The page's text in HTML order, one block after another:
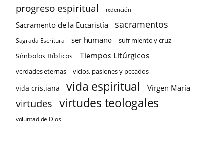
progreso espiritual redención
Sacramento de la Eucaristía sacramentos
Sagrada Escritura ser humano sufrimiento y cruz
Símbolos Bíblicos Tiempos Litúrgicos
verdades eternas vicios, pasiones y pecados
vida cristiana vida espiritual Virgen María
virtudes virtudes teologales
voluntad de Dios